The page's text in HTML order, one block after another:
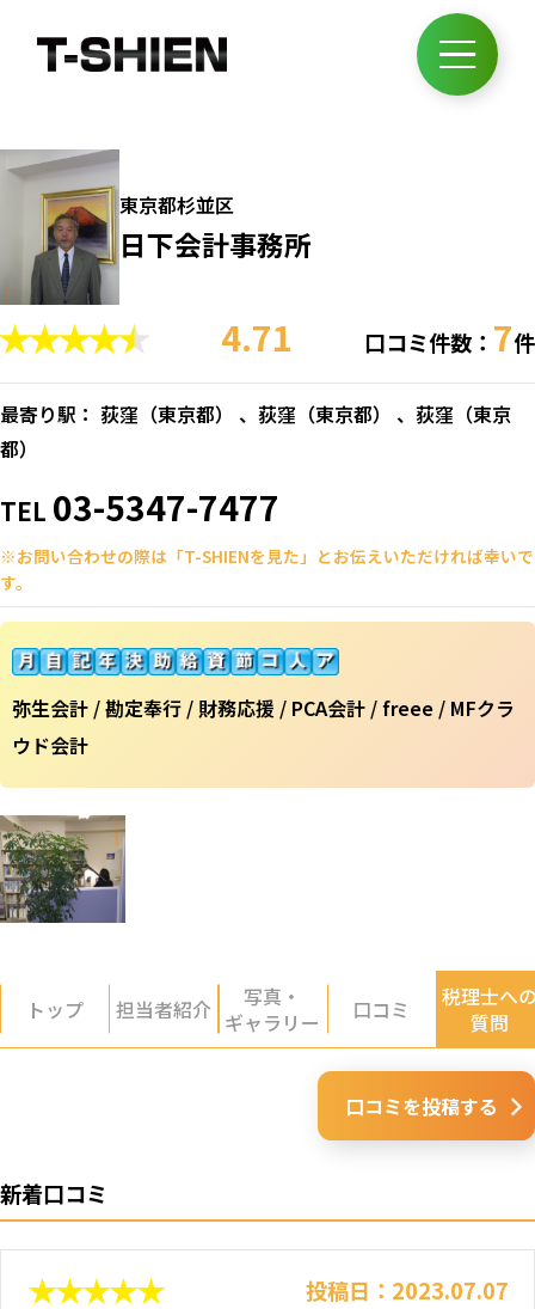
東京都杉並区
日下会計事務所
4.71 口コミ件数： 7件
最寄り駅： 荻窪（東京都） 、荻窪（東京都） 、荻窪（東京
都）
TEL 03-5347-7477
※お問い合わせの際は「T-SHIENを見た」とお伝えいただければ幸いで
す。
弥生会計 / 勘定奉行 / 財務応援 / PCA会計 / freee / MFクラ
ウド会計
トップ 担当者紹介
写真・
ギャラリー
口コミ
税理士へ
質問
口コミを投稿する
新着口コミ
投稿日：2023.07.07